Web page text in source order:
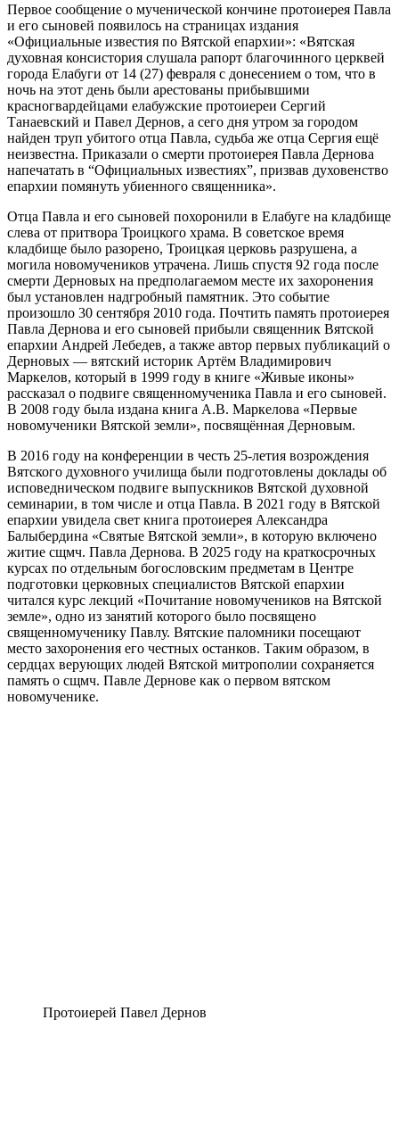
Первое сообщение о мученической кончине протоиерея Павла
и его сыновей появилось на страницах издания
«Официальные известия по Вятской епархии»: «Вятская
духовная консистория слушала рапорт благочинного церквей
города Елабуги от 14 (27) февраля с донесением о том, что в
ночь на этот день были арестованы прибывшими
красногвардейцами елабужские протоиереи Сергий
Танаевский и Павел Дернов, а сего дня утром за городом
найден труп убитого отца Павла, судьба же отца Сергия ещё
неизвестна. Приказали о смерти протоиерея Павла Дернова
напечатать в “Официальных известиях”, призвав духовенство
епархии помянуть убиенного священника».
Отца Павла и его сыновей похоронили в Елабуге на кладбище
слева от притвора Троицкого храма. В советское время
кладбище было разорено, Троицкая церковь разрушена, а
могила новомучеников утрачена. Лишь спустя 92 года после
смерти Дерновых на предполагаемом месте их захоронения
был установлен надгробный памятник. Это событие
произошло 30 сентября 2010 года. Почтить память протоиерея
Павла Дернова и его сыновей прибыли священник Вятской
епархии Андрей Лебедев, а также автор первых публикаций о
Дерновых — вятский историк Артём Владимирович
Маркелов, который в 1999 году в книге «Живые иконы»
рассказал о подвиге священномученика Павла и его сыновей.
В 2008 году была издана книга А.В. Маркелова «Первые
новомученики Вятской земли», посвящённая Дерновым.
В 2016 году на конференции в честь 25-летия возрождения
Вятского духовного училища были подготовлены доклады об
исповедническом подвиге выпускников Вятской духовной
семинарии, в том числе и отца Павла. В 2021 году в Вятской
епархии увидела свет книга протоиерея Александра
Балыбердина «Святые Вятской земли», в которую включено
житие сщмч. Павла Дернова. В 2025 году на краткосрочных
курсах по отдельным богословским предметам в Центре
подготовки церковных специалистов Вятской епархии
читался курс лекций «Почитание новомучеников на Вятской
земле», одно из занятий которого было посвящено
священномученику Павлу. Вятские паломники посещают
место захоронения его честных останков. Таким образом, в
сердцах верующих людей Вятской митрополии сохраняется
память о сщмч. Павле Дернове как о первом вятском
новомученике.
Протоиерей Павел Дернов